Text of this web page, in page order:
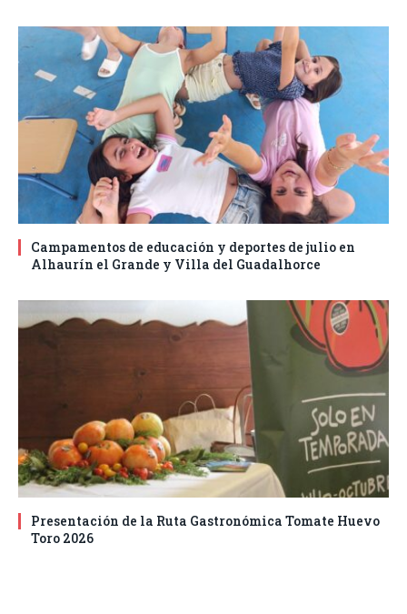
Campamentos de educación y deportes de julio en
Alhaurín el Grande y Villa del Guadalhorce
Presentación de la Ruta Gastronómica Tomate Huevo
Toro 2026